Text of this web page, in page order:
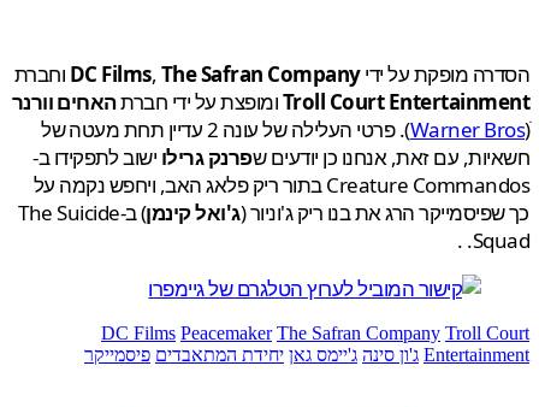
מופקת על ידי DC Films,The Safran Company
וחברת
Troll Courtומופצת על ידי חברתהאחים וורנר
Warner
). פרטי העלילה של עונה 2 עדיין תחת מעטה של
עם זאת, אנחנו כן יודעים שפרנק גרילוישוב לתפקידו ב-
Creature Commandos בתור ריק פלאג האב, ויחפש נקמה על
הרג את בנו ריק ג'וניור (ג'ואל קינמן
) ב-The Suicide
DC Films Peacemaker The Safran Company Troll
ג'ון סינה ג'יימס גאן יחידת המתאבדים פיסמייקר